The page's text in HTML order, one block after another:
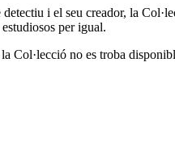
i el seu creador, la
per igual.
Col·lecció no es troba